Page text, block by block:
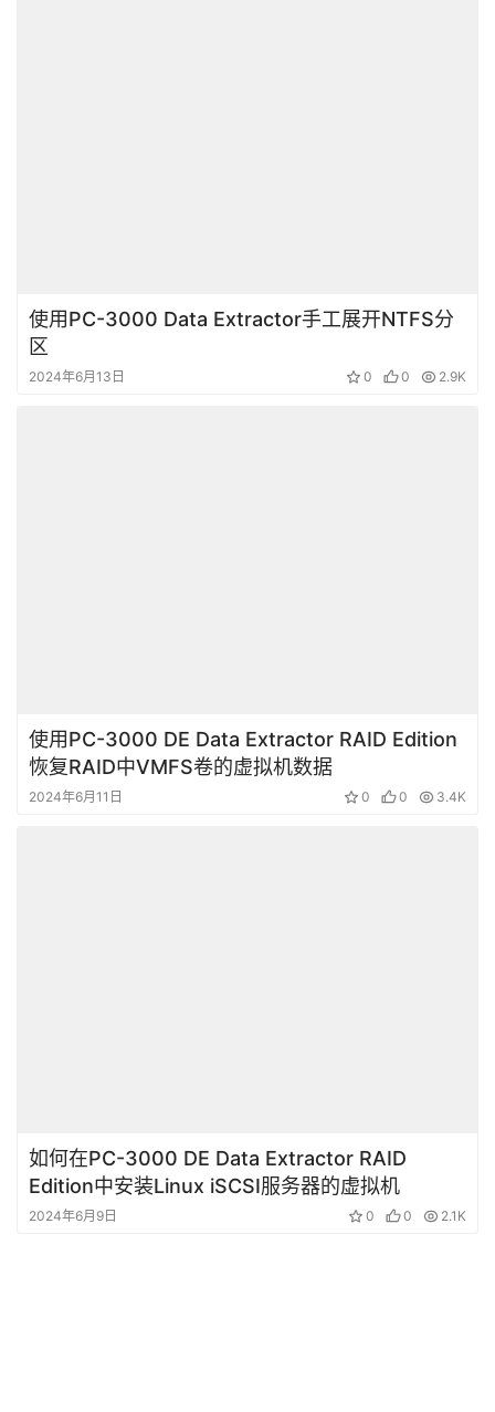
使用PC-3000 Data Extractor手工展开NTFS分
区
2024年6月13日 0 0 2.9K
使用PC-3000 DE Data Extractor RAID Edition
恢复RAID中VMFS卷的虚拟机数据
2024年6月11日 0 0 3.4K
如何在PC-3000 DE Data Extractor RAID
Edition中安装Linux iSCSI服务器的虚拟机
2024年6月9日 0 0 2.1K